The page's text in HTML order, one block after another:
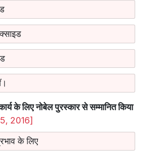
के लिए नोबेल पुरस्कार से सम्मानित किया
2016]
के लिए